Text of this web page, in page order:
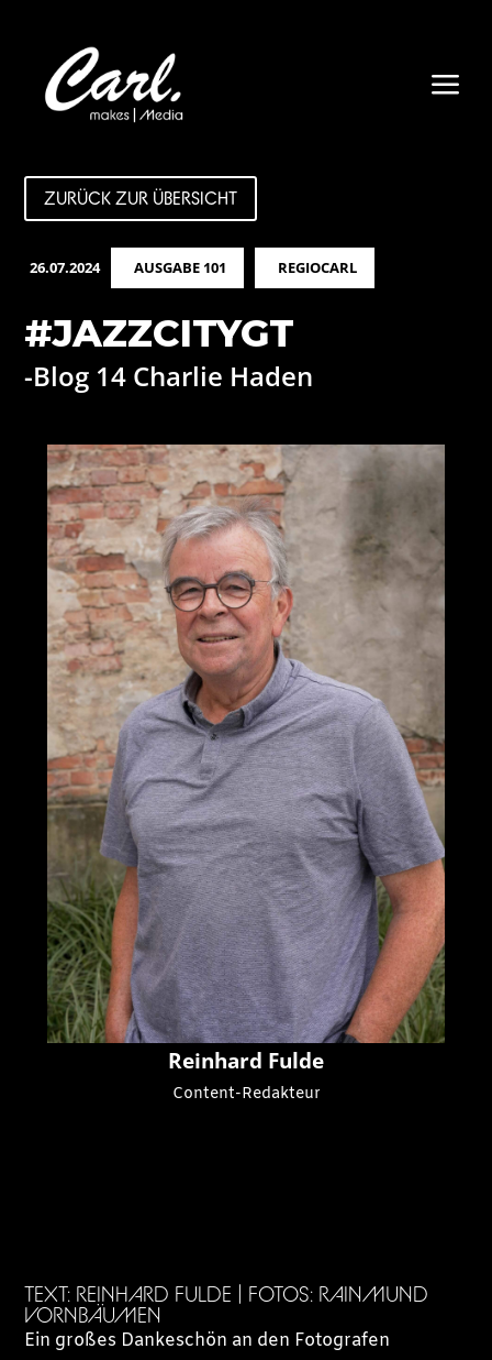
a
ZURÜCK ZUR ÜBERSICHT
26.07.2024 AUSGABE 101 REGIOCARL
#JAZZCITYGT
-Blog 14 Charlie Haden
Reinhard Fulde
Content-Redakteur
TEXT: REINHARD FULDE | FOTOS: RAINMUND
VORNBÄUMEN
Ein großes Dankeschön an den Fotografen